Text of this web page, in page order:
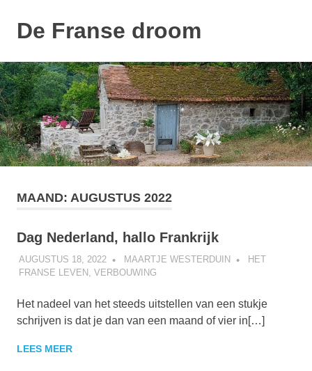
Naar
de
inhoud
springen
De Franse droom
huisje
MAAND: AUGUSTUS 2022
Dag Nederland, hallo Frankrijk
AUGUSTUS 18, 2022 MAARTJE WESTERDUIN
HET
FRANSE LEVEN
VERBOUWING
Het nadeel van het steeds uitstellen van een stukje
schrijven is dat je dan van een maand of vier in[…]
LEES MEER